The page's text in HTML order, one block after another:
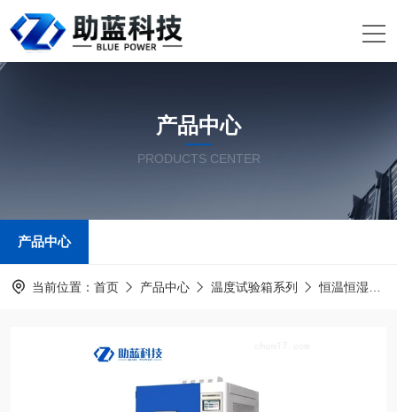
产品中心
PRODUCTS CENTER
产品中心
当前位置： 首页 产品中心 温度试验箱系列 恒温恒湿试验箱